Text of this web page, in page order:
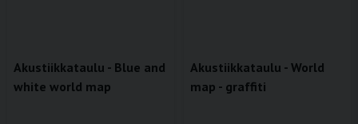
Akustiikkataulu - Blue and
white world map
Akustiikkataulu - World
map - graffiti